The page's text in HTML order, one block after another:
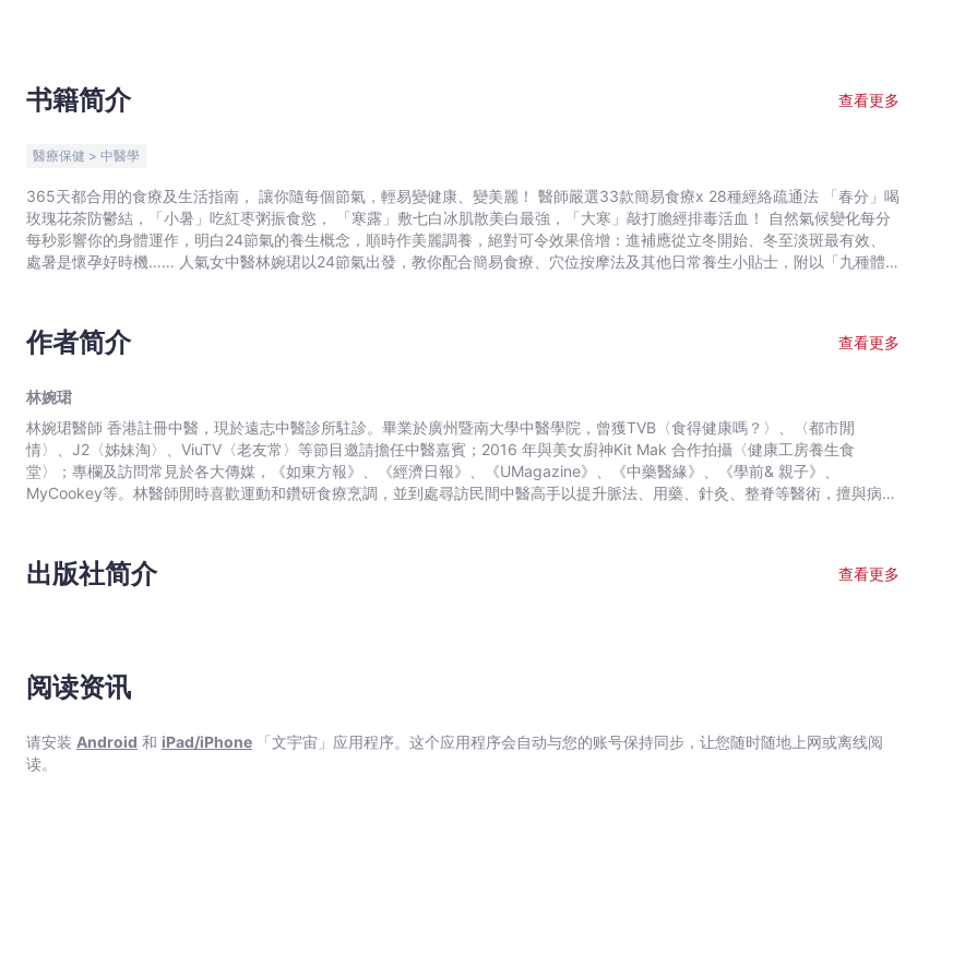
宇
宙
｜
书籍简介 查看更多
醫療保健 > 中醫學
365天都合用的食療及生活指南， 讓你隨每個節氣，輕易變健康、變美麗！ 醫師嚴選33款簡易食療x 28種經絡疏通法 「春分」喝
玫瑰花茶防鬱結，「小暑」吃紅枣粥振食慾， 「寒露」敷七白冰肌散美白最強，「大寒」敲打膽經排毒活血！ 自然氣候變化每分
每秒影響你的身體運作，明白24節氣的養生概念，順時作美麗調養，絕對可令效果倍增：進補應從立冬開始、冬至淡斑最有效、
處暑是懷孕好時機…… 人氣女中醫林婉珺以24節氣出發，教你配合簡易食療、穴位按摩法及其他日常養生小貼士，附以「九種體
作者简介 查看更多
林婉珺
林婉珺醫師 香港註冊中醫，現於遠志中醫診所駐診。畢業於廣州暨南大學中醫學院，曾獲TVB〈食得健康嗎？〉、〈都市閒
情〉、J2〈姊妹淘〉、ViuTV〈老友常〉等節目邀請擔任中醫嘉賓；2016 年與美女廚神Kit Mak 合作拍攝〈健康工房養生食
堂〉；專欄及訪問常見於各大傳媒，《如東方報》、《經濟日報》、《UMagazine》、《中藥醫緣》、《學前& 親子》、
MyCookey等。林醫師閒時喜歡運動和鑽研食療烹調，並到處尋訪民間中醫高手以提升脈法、用藥、針灸、整脊等醫術，擅與病友
出版社简介 查看更多
阅读资讯
请安装 Android 和 iPad/iPhone 「文宇宙」应用程序。这个应用程序会自动与您的账号保持同步，让您随时随地上网或离线阅
读。